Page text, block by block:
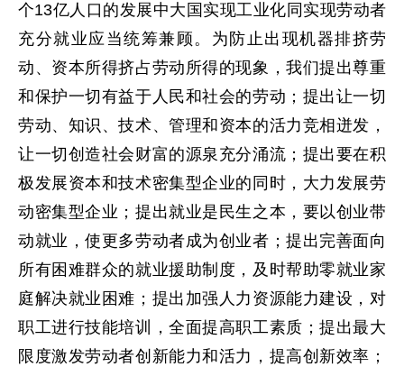
个13亿人口的发展中大国实现工业化同实现劳动者
充分就业应当统筹兼顾。为防止出现机器排挤劳
动、资本所得挤占劳动所得的现象，我们提出尊重
和保护一切有益于人民和社会的劳动；提出让一切
劳动、知识、技术、管理和资本的活力竞相迸发，
让一切创造社会财富的源泉充分涌流；提出要在积
极发展资本和技术密集型企业的同时，大力发展劳
动密集型企业；提出就业是民生之本，要以创业带
动就业，使更多劳动者成为创业者；提出完善面向
所有困难群众的就业援助制度，及时帮助零就业家
庭解决就业困难；提出加强人力资源能力建设，对
职工进行技能培训，全面提高职工素质；提出最大
限度激发劳动者创新能力和活力，提高创新效率；